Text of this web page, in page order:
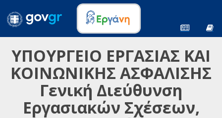
ΥΠΟΥΡΓΕΙΟ ΕΡΓΑΣΙΑΣ ΚΑΙ
ΚΟΙΝΩΝΙΚΗΣ ΑΣΦΑΛΙΣΗΣ
Γενική Διεύθυνση
Εργασιακών Σχέσεων,